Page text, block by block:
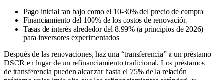
Pago inicial tan bajo como el 10-30% del precio de compra
Financiamiento del 100% de los costos de renovación
Tasas de interés alrededor del 8.99% (a principios de 2026)
para inversores experimentados
Después de las renovaciones, haz una “transferencia” a un préstamo
DSCR en lugar de un refinanciamiento tradicional. Los préstamos
de transferencia pueden alcanzar hasta el 75% de la relación